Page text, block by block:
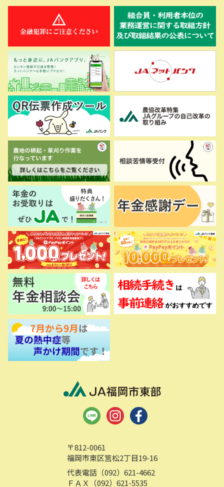
〒812-0061
福岡市東区筥松2丁目19-16
代表電話（092）621-4662
ＦＡＸ（092）621-5535